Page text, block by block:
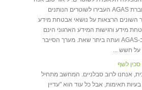
וערן קולרן סמנ"כלים בחברת AGAS העבירו לשוטרים הנותנים
השונים הרצאות על נושאי אבטחת מידע
מידע ורגישות המידע הארגוני הינם
חלק מהליבה העסקית ב-AGAS ועתה ביתר שאת. מערך הסייבר
על חשש ...
לשף
אנחנו לרוב סבלניים. המחשב מתחיל
תאימות, אבל כל עוד הוא "עדיין